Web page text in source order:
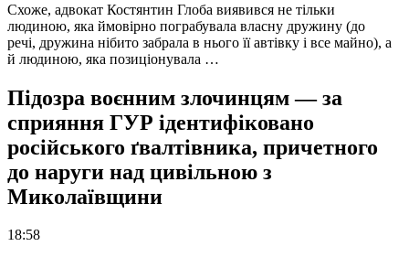
Схоже, адвокат Костянтин Глоба виявився не тільки
людиною, яка ймовірно пограбувала власну дружину (до
речі, дружина нібито забрала в нього її автівку і все майно), а
й людиною, яка позиціонувала …
Підозра воєнним злочинцям — за
сприяння ГУР ідентифіковано
російського ґвалтівника, причетного
до наруги над цивільною з
Миколаївщини
18:58